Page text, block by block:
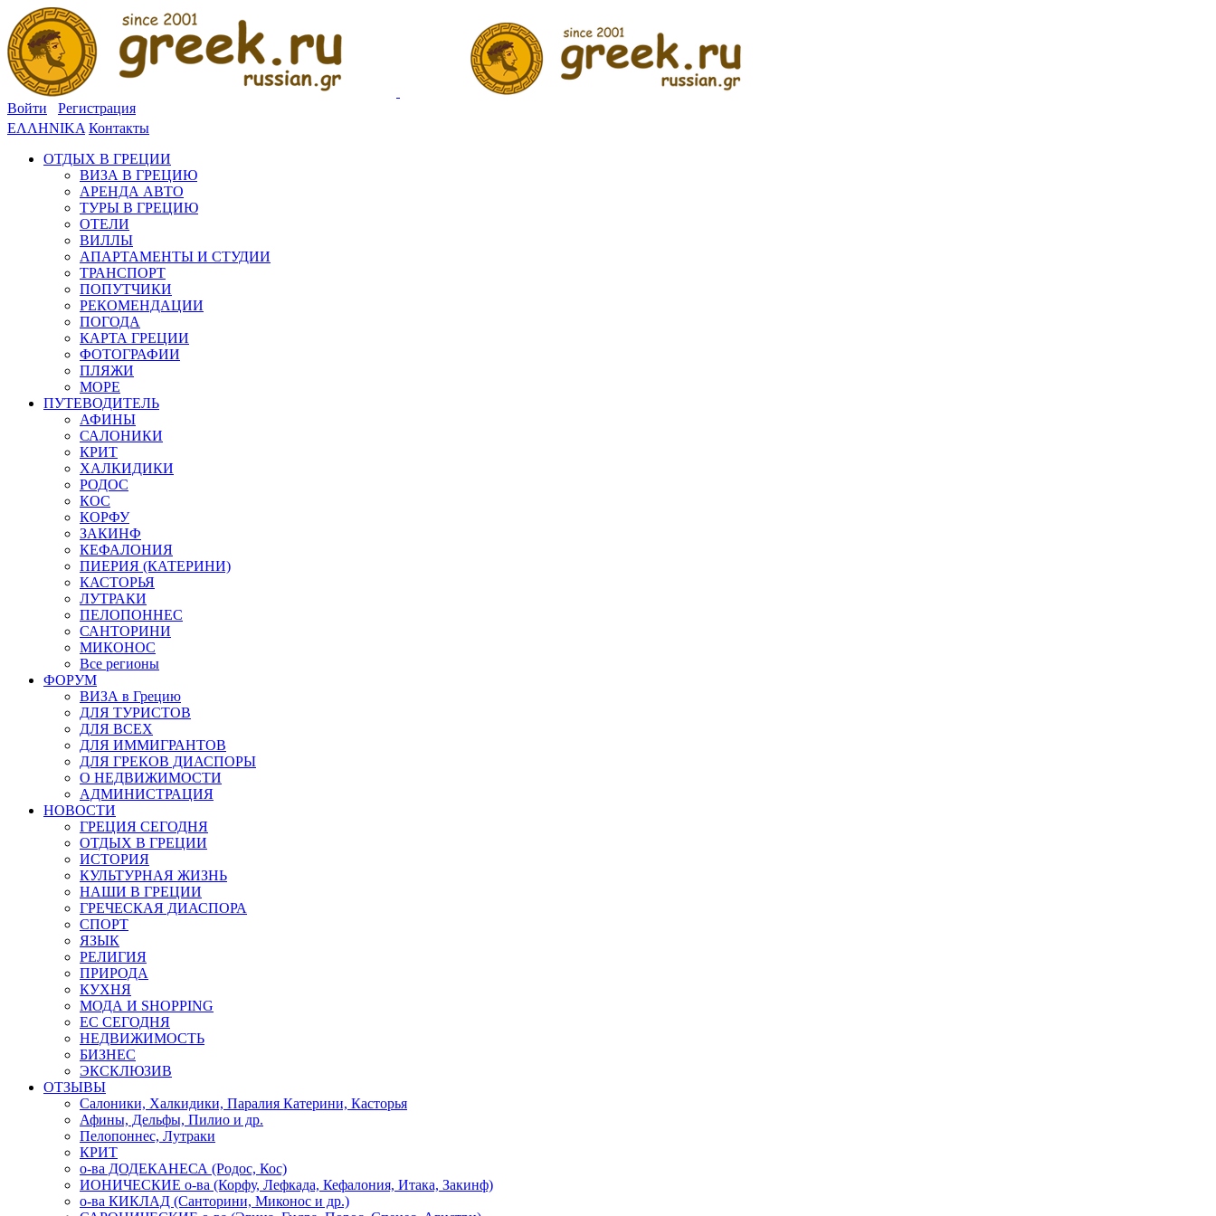
Войти
Регистрация
ΕΛΛΗΝΙΚΑ Контакты
ОТДЫХ В ГРЕЦИИ
ВИЗА В ГРЕЦИЮ
АРЕНДА АВТО
ТУРЫ В ГРЕЦИЮ
ОТЕЛИ
ВИЛЛЫ
АПАРТАМЕНТЫ И СТУДИИ
ТРАНСПОРТ
ПОПУТЧИКИ
РЕКОМЕНДАЦИИ
ПОГОДА
КАРТА ГРЕЦИИ
ФОТОГРАФИИ
ПЛЯЖИ
МОРЕ
ПУТЕВОДИТЕЛЬ
АФИНЫ
САЛОНИКИ
КРИТ
ХАЛКИДИКИ
РОДОС
КОС
КОРФУ
ЗАКИНФ
КЕФАЛОНИЯ
ПИЕРИЯ (КАТЕРИНИ)
КАСТОРЬЯ
ЛУТРАКИ
ПЕЛОПОННЕС
САНТОРИНИ
МИКОНОС
Все регионы
ФОРУМ
ВИЗА в Грецию
ДЛЯ ТУРИСТОВ
ДЛЯ ВСЕХ
ДЛЯ ИММИГРАНТОВ
ДЛЯ ГРЕКОВ ДИАСПОРЫ
О НЕДВИЖИМОСТИ
АДМИНИСТРАЦИЯ
НОВОСТИ
ГРЕЦИЯ СЕГОДНЯ
ОТДЫХ В ГРЕЦИИ
ИСТОРИЯ
КУЛЬТУРНАЯ ЖИЗНЬ
НАШИ В ГРЕЦИИ
ГРЕЧЕСКАЯ ДИАСПОРА
СПОРТ
ЯЗЫК
РЕЛИГИЯ
ПРИРОДА
КУХНЯ
МОДА И SHOPPING
ЕС СЕГОДНЯ
НЕДВИЖИМОСТЬ
БИЗНЕС
ЭКСКЛЮЗИВ
ОТЗЫВЫ
Салоники, Халкидики, Паралия Катерини, Касторья
Афины, Дельфы, Пилио и др.
Пелопоннес, Лутраки
КРИТ
о-ва ДОДЕКАНЕСА (Родос, Кос)
ИОНИЧЕСКИЕ о-ва (Корфу, Лефкада, Кефалония, Итака, Закинф)
о-ва КИКЛАД (Санторини, Миконос и др.)